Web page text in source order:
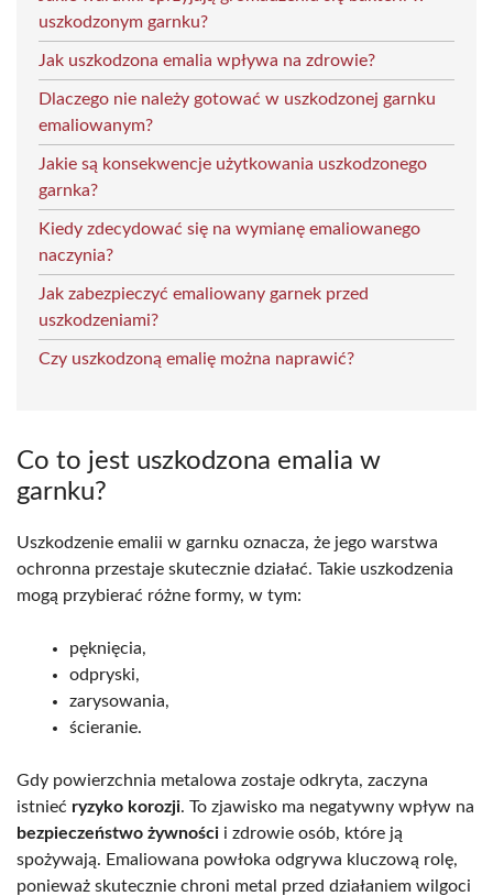
uszkodzonym garnku?
Jak uszkodzona emalia wpływa na zdrowie?
Dlaczego nie należy gotować w uszkodzonej garnku
emaliowanym?
Jakie są konsekwencje użytkowania uszkodzonego
garnka?
Kiedy zdecydować się na wymianę emaliowanego
naczynia?
Jak zabezpieczyć emaliowany garnek przed
uszkodzeniami?
Czy uszkodzoną emalię można naprawić?
Co to jest uszkodzona emalia w
garnku?
Uszkodzenie emalii w garnku oznacza, że jego warstwa
ochronna przestaje skutecznie działać. Takie uszkodzenia
mogą przybierać różne formy, w tym:
pęknięcia,
odpryski,
zarysowania,
ścieranie.
Gdy powierzchnia metalowa zostaje odkryta, zaczyna
istnieć ryzyko korozji. To zjawisko ma negatywny wpływ na
bezpieczeństwo żywności i zdrowie osób, które ją
spożywają. Emaliowana powłoka odgrywa kluczową rolę,
ponieważ skutecznie chroni metal przed działaniem wilgoci